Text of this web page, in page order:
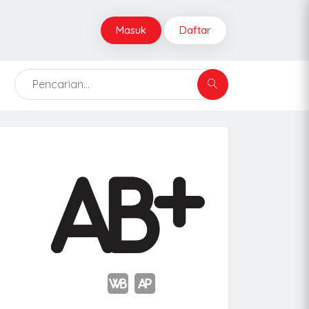
Masuk Daftar